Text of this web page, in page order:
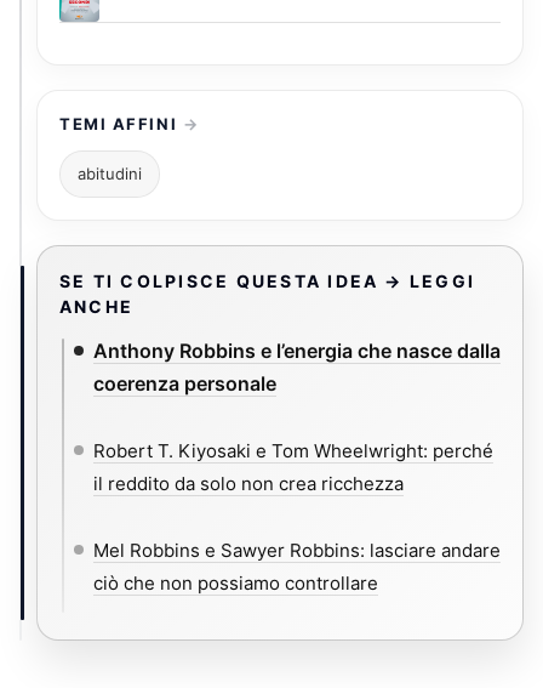
TEMI AFFINI
abitudini
SE TI COLPISCE QUESTA IDEA → LEGGI
ANCHE
Anthony Robbins e l’energia che nasce dalla
coerenza personale
Robert T. Kiyosaki e Tom Wheelwright: perché
il reddito da solo non crea ricchezza
Mel Robbins e Sawyer Robbins: lasciare andare
ciò che non possiamo controllare